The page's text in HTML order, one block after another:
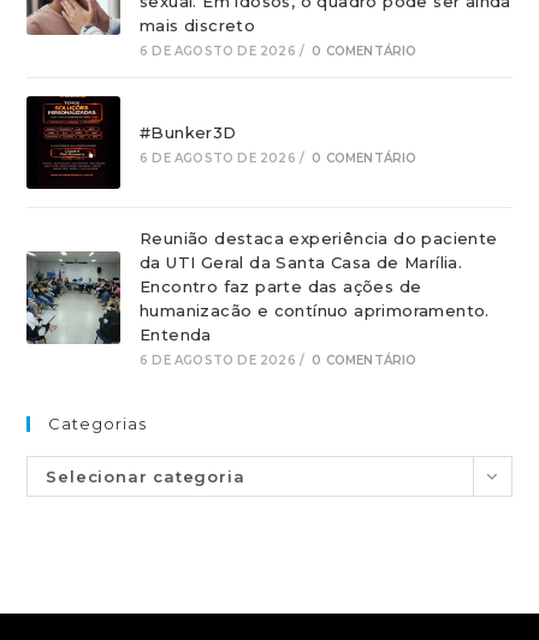
mais discreto
6 DE AGOSTO DE 2026 / 0 COMENTÁRIO
#Bunker3D
6 DE AGOSTO DE 2026 / 0 COMENTÁRIO
Reunião destaca experiência do paciente
da UTI Geral da Santa Casa de Marília.
Encontro faz parte das ações de
humanizacão e contínuo aprimoramento.
Entenda
6 DE AGOSTO DE 2026 / 0 COMENTÁRIO
Categorias
Selecionar categoria